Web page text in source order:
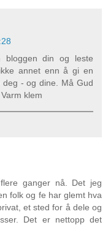
bloggen din og leste
annet enn å gi en
- og dine. Må Gud
klem
ganger nå. Det jeg
folk og fe har glemt hva
et sted for å dele og
Det er nettopp det